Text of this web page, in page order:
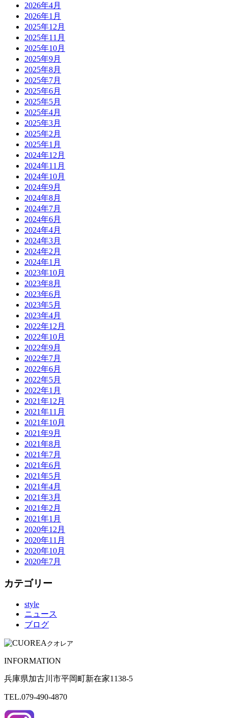
2026年4月
2026年1月
2025年12月
2025年11月
2025年10月
2025年9月
2025年8月
2025年7月
2025年6月
2025年5月
2025年4月
2025年3月
2025年2月
2025年1月
2024年12月
2024年11月
2024年10月
2024年9月
2024年8月
2024年7月
2024年6月
2024年4月
2024年3月
2024年2月
2024年1月
2023年10月
2023年8月
2023年6月
2023年5月
2023年4月
2022年12月
2022年10月
2022年9月
2022年7月
2022年6月
2022年5月
2022年1月
2021年12月
2021年11月
2021年10月
2021年9月
2021年8月
2021年7月
2021年6月
2021年5月
2021年4月
2021年3月
2021年2月
2021年1月
2020年12月
2020年11月
2020年10月
2020年7月
カテゴリー
style
ニュース
ブログ
クオレア
INFORMATION
兵庫県加古川市平岡町新在家1138-5
TEL.079-490-4870